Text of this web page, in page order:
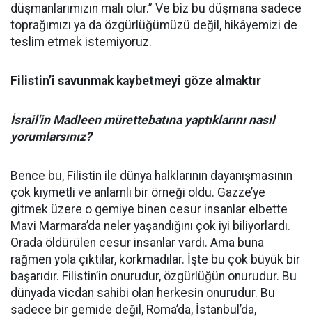
düşmanlarımızın malı olur.” Ve biz bu düşmana sadece
toprağımızı ya da özgürlüğümüzü değil, hikâyemizi de
teslim etmek istemiyoruz.
Filistin’i savunmak kaybetmeyi göze almaktır
İsrail'in Madleen mürettebatına yaptıklarını nasıl
yorumlarsınız?
Bence bu, Filistin ile dünya halklarının dayanışmasının
çok kıymetli ve anlamlı bir örneği oldu. Gazze’ye
gitmek üzere o gemiye binen cesur insanlar elbette
Mavi Marmara’da neler yaşandığını çok iyi biliyorlardı.
Orada öldürülen cesur insanlar vardı. Ama buna
rağmen yola çıktılar, korkmadılar. İşte bu çok büyük bir
başarıdır. Filistin’in onurudur, özgürlüğün onurudur. Bu
dünyada vicdan sahibi olan herkesin onurudur. Bu
sadece bir gemide değil, Roma’da, İstanbul’da,